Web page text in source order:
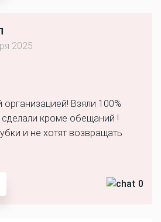
2025
Взяли 100%
сделали кроме обещаний !
и не хотят возвращать
0